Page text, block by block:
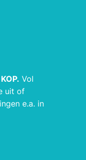
als
en
de
Vol
uit of
e.a. in